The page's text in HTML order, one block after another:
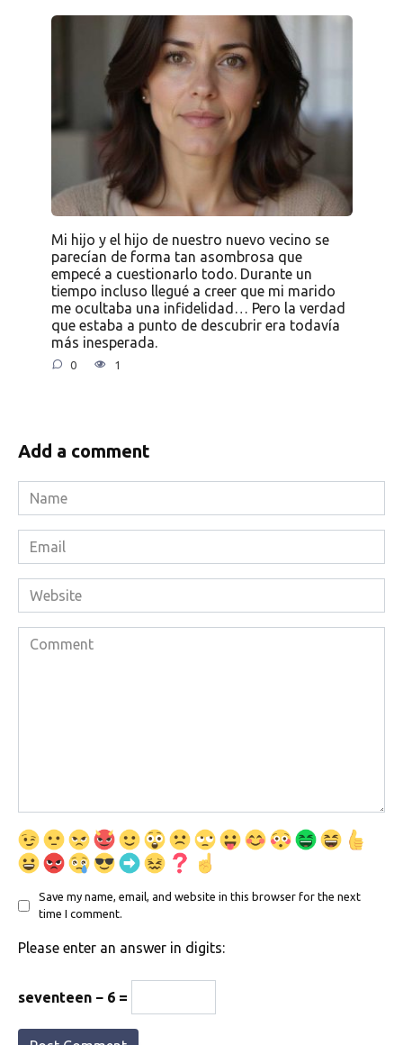
Mi hijo y el hijo de nuestro nuevo vecino se
parecían de forma tan asombrosa que
empecé a cuestionarlo todo. Durante un
tiempo incluso llegué a creer que mi marido
me ocultaba una infidelidad… Pero la verdad
que estaba a punto de descubrir era todavía
más inesperada.
0 1
Add a comment
Name
*
Email
*
Website
Comment
Save my name, email, and website in this browser for the next
time I comment.
Please enter an answer in digits:
seventeen − 6 =